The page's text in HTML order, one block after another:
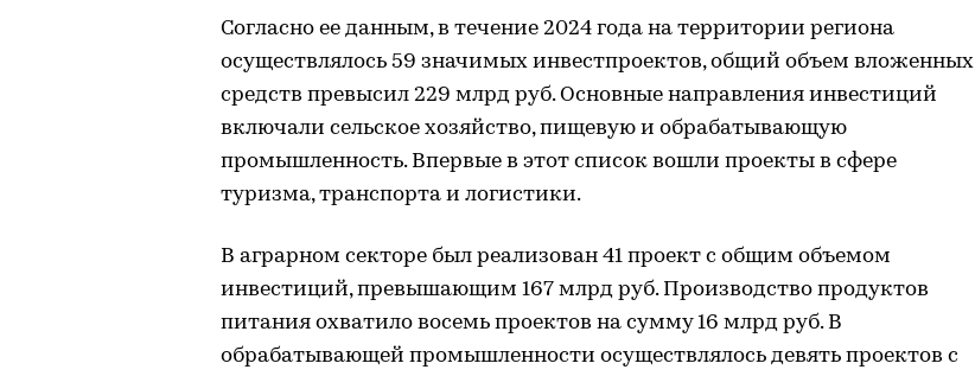
Согласно ее данным, в течение 2024 года на территории региона
осуществлялось 59 значимых инвестпроектов, общий объем вложенных
средств превысил 229 млрд руб. Основные направления инвестиций
включали сельское хозяйство, пищевую и обрабатывающую
промышленность. Впервые в этот список вошли проекты в сфере
туризма, транспорта и логистики.
В аграрном секторе был реализован 41 проект с общим объемом
инвестиций, превышающим 167 млрд руб. Производство продуктов
питания охватило восемь проектов на сумму 16 млрд руб. В
обрабатывающей промышленности осуществлялось девять проектов с